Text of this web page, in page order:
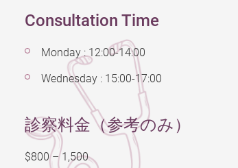
Consultation Time
Monday : 12:00-14:00
Wednesday : 15:00-17:00
診察料金（参考のみ）
$800 – 1,500